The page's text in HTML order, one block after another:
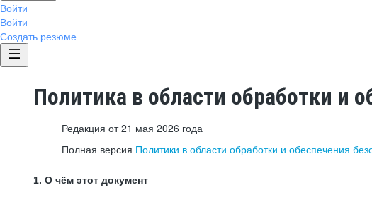
Войти
Войти
Создать резюме
Политика в области обработки и
Редакция от 21 мая 2026 года
Полная версия Политики в области обработки и обеспечения
1. О чём этот документ